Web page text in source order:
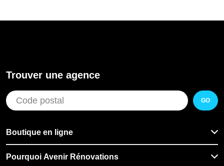
Trouver une agence
GO
Boutique en ligne
Pourquoi Avenir Rénovations